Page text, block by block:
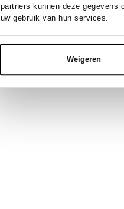
partners kunnen deze gegevens
uw gebruik van hun services.
Weigeren